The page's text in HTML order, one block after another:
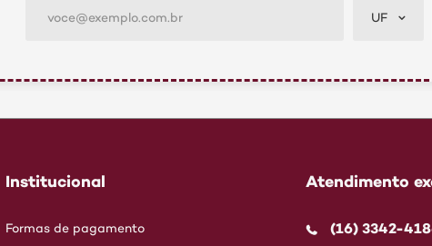
UF
Institucional
Formas de pagamento
Atendimento
(16) 3342-